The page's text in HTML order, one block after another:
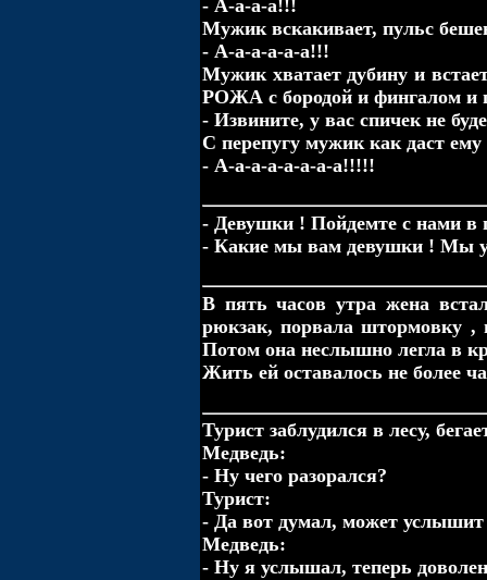
- А-а-а-а!!!
Мужик вскакивает, пульс
- А-а-а-а-а-а!!!
Мужик хватает дубину и
РОЖА с бородой и фингалом и
- Извините, у вас спичек не
С перепугу мужик как даст
- А-а-а-а-а-а-а-а!!!!!
- Девушки ! Пойдемте с нами в
- Какие мы вам девушки ! Мы
В пять часов утpа жена
pюкзак, порвала штормовку ,
Потом она неслышно легла в
Жить ей оставалось не более
Турист заблудился в лесу,
Медведь:
- Ну чего разорался?
Турист:
- Да вот думал, может услышит
Медведь:
- Ну я услышал, теперь